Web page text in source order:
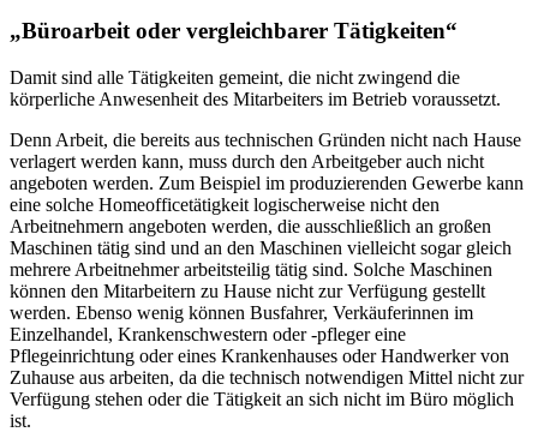
„Büroarbeit oder vergleichbarer Tätigkeiten“
Damit sind alle Tätigkeiten gemeint, die nicht zwingend die
körperliche Anwesenheit des Mitarbeiters im Betrieb voraussetzt.
Denn Arbeit, die bereits aus technischen Gründen nicht nach Hause
verlagert werden kann, muss durch den Arbeitgeber auch nicht
angeboten werden. Zum Beispiel im produzierenden Gewerbe kann
eine solche Homeofficetätigkeit logischerweise nicht den
Arbeitnehmern angeboten werden, die ausschließlich an großen
Maschinen tätig sind und an den Maschinen vielleicht sogar gleich
mehrere Arbeitnehmer arbeitsteilig tätig sind. Solche Maschinen
können den Mitarbeitern zu Hause nicht zur Verfügung gestellt
werden. Ebenso wenig können Busfahrer, Verkäuferinnen im
Einzelhandel, Krankenschwestern oder -pfleger eine
Pflegeinrichtung oder eines Krankenhauses oder Handwerker von
Zuhause aus arbeiten, da die technisch notwendigen Mittel nicht zur
Verfügung stehen oder die Tätigkeit an sich nicht im Büro möglich
ist.